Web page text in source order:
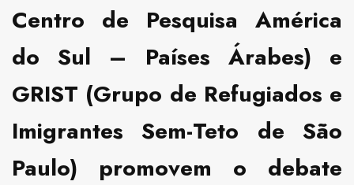
Centro de Pesquisa América
do Sul – Países Árabes) e
GRIST (Grupo de Refugiados e
Imigrantes Sem-Teto de São
Paulo) promovem o debate